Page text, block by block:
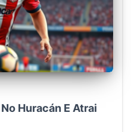
Huracán E Atrai